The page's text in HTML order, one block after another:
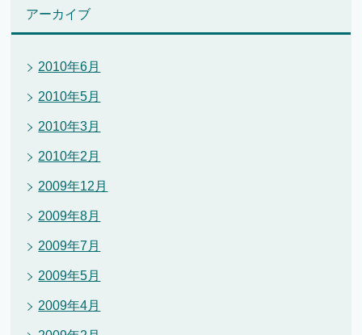
アーカイブ
2010年6月
2010年5月
2010年3月
2010年2月
2009年12月
2009年8月
2009年7月
2009年5月
2009年4月